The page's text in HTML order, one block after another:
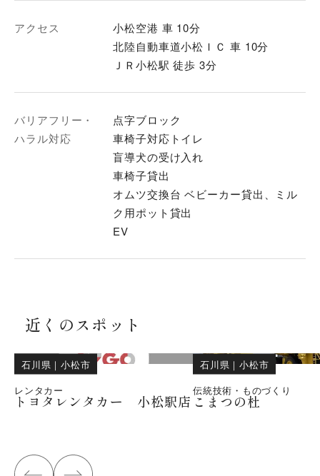
アクセス
小松空港 車 10分
北陸自動車道小松ＩＣ 車 10分
ＪＲ小松駅 徒歩 3分
バリアフリー・
ハラル対応
点字ブロック
車椅子対応トイレ
盲導犬の受け入れ
車椅子貸出
オムツ交換台 ベビーカー貸出、ミル
ク用ポット貸出
EV
近くのスポット
石川県 ｜小松市
レンタカー
トヨタレンタカー 小松駅店
石川県 ｜小松市
伝統技術・ものづくり
こまつの杜